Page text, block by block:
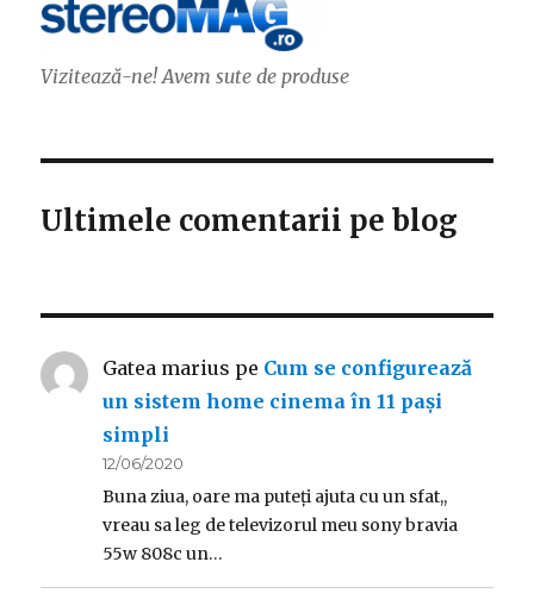
Vizitează-ne! Avem sute de produse
Ultimele comentarii pe blog
Gatea marius pe Cum se configurează
un sistem home cinema în 11 pași
simpli
12/06/2020
Buna ziua, oare ma puteți ajuta cu un sfat,,
vreau sa leg de televizorul meu sony bravia
55w 808c un…